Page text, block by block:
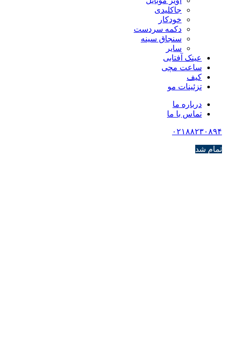
جاکلیدی
خودکار
دکمه سردست
سنجاق سینه
سایر
عینک آفتابی
ساعت مچی
کیف
تزئینات مو
درباره ما
تماس با ما
۰۲۱۸۸۲۳۰۸۹۴
تمام شد